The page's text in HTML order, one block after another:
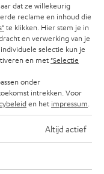
dat ze willekeurig
reclame en inhoud die
te klikken. Hier stem je in
en verwerking van je
selectie kun je
en met "Selectie
onder
intrekken. Voor
en het impressum
Altijd actief